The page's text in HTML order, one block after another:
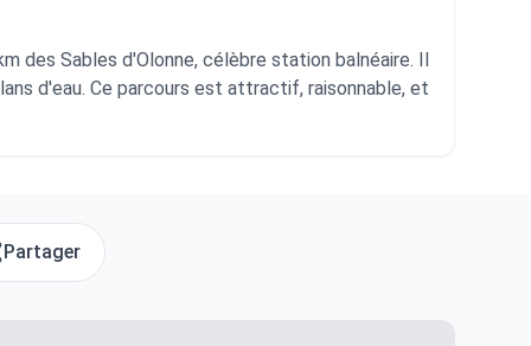
des Sables d'Olonne, célèbre station balnéaire. Il
d'eau. Ce parcours est attractif, raisonnable, et
Partager